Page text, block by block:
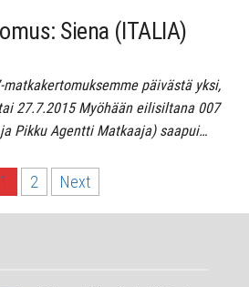
Siena (ITALIA)
päivästä yksi,
27.7.2015 Myöhään eilisiltana 007
Pikku Agentti Matkaaja) saapui…
1 2 Next